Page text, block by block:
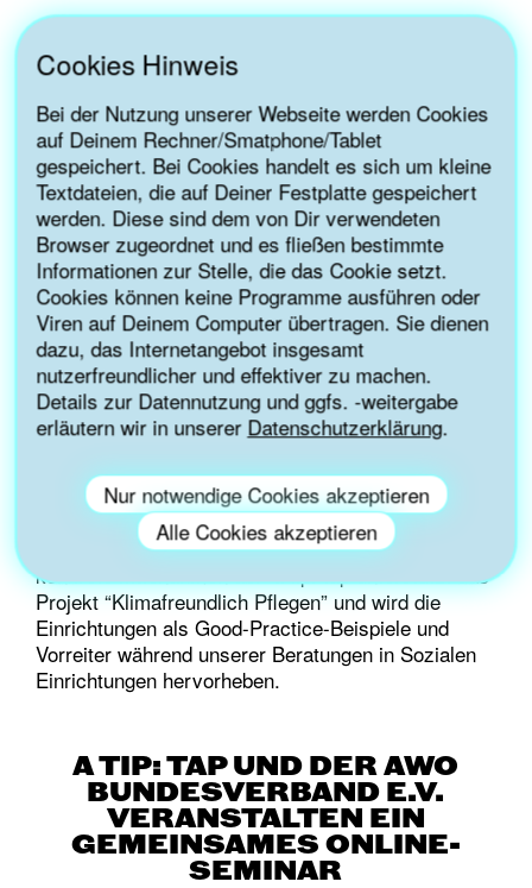
Cookies Hinweis
Bei der Nutzung unserer Webseite werden Cookies
auf Deinem Rechner/Smatphone/Tablet
gespeichert. Bei Cookies handelt es sich um kleine
Textdateien, die auf Deiner Festplatte gespeichert
werden. Diese sind dem von Dir verwendeten
Browser zugeordnet und es fließen bestimmte
Informationen zur Stelle, die das Cookie setzt.
Cookies können keine Programme ausführen oder
Viren auf Deinem Computer übertragen. Sie dienen
dazu, das Internetangebot insgesamt
nutzerfreundlicher und effektiver zu machen.
Details zur Datennutzung und ggfs. -weitergabe
erläutern wir in unserer Datenschutzerklärung.
Nur notwendige Cookies akzeptieren
Alle Cookies akzeptieren
Alle Leiter*innen nahmen sich sehr viel Zeit und
gaben uns sogar private Touren in Ihren
Einrichtungen und diskutierten mit uns unter
anderem die Frage, wie ein Umstieg auf
Leitungswasser in den unterschiedlichen AWO
Einrichtungen erfolgreich gelingen kann. Wir
erfuhren, wie einfach oder kompliziert es sein kann,
den richtigen Trinkspender für die Senioren- und
Altenpflege zu finden, diskutierten inwieweit
Trinkprotokolle eingesetzt werden sollten oder eher
hinderlich sind, da sie kein “Leben wie Zuhause”-
Gefühl aufkommen lassen, das aber der AWO
besonders wichtig ist. Außerdem tauschten wir
Motivationstipps für Mitarbeiter*innen aus und
diskutierten, inwieweit die AWO sich heute für
unsere Umwelt und die nachfolgenden
Generationen engagiert. Die AWO hat sich nämlich
als Ziel gesetzt, maximal eine Tonne CO2 pro
Person pro Jahr auszustoßen. Rund 40
Einrichtungen aus dem gesamten Bundesgebiet
entwickelten Klimaschutzpläne und leiteten daraus
konkrete Maßnahmen ab. a tip: tap unterstützt das
Projekt “Klimafreundlich Pflegen” und wird die
Einrichtungen als Good-Practice-Beispiele und
Vorreiter während unserer Beratungen in Sozialen
Einrichtungen hervorheben.
A TIP: TAP UND DER AWO
BUNDESVERBAND E.V.
VERANSTALTEN EIN
GEMEINSAMES ONLINE-
SEMINAR